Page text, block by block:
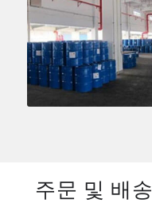
주문 및 배송